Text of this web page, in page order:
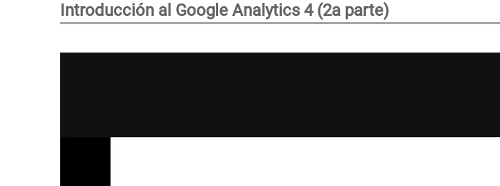
Introducción al Google Analytics 4 (2a parte)